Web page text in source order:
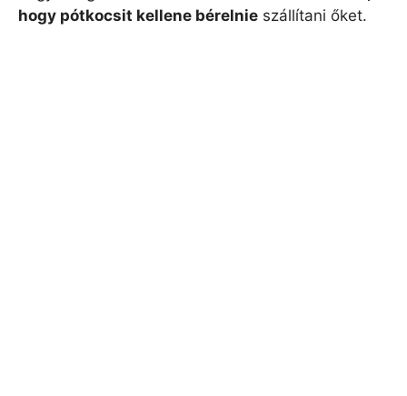
hogy pótkocsit kellene bérelnie szállítani őket.